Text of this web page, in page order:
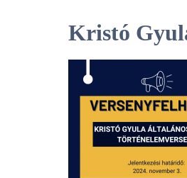
Kristó